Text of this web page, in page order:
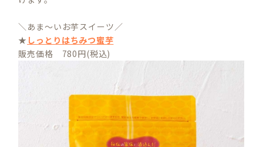
＼あま～いお芋スイーツ／
★ しっとりはちみつ蜜芋
販売価格 780円(税込)